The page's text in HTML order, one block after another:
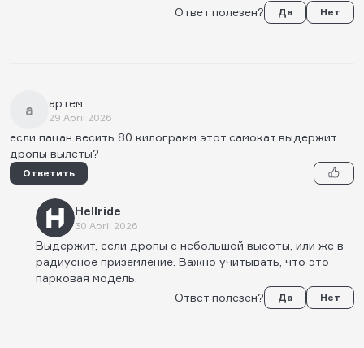
Ответ полезен?
Да Нет
а артем
29 April 2026
если пацан весить 80 килограмм этот самокат выдержит
дропы вылеты?
Ответить
Hellride
30 April 2026
Выдержит, если дропы с небольшой высоты, или же в
радиусное приземление. Важно учитывать, что это
парковая модель.
Ответ полезен?
Да Нет